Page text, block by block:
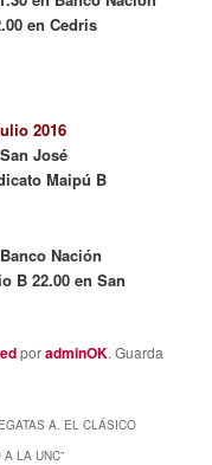
en Cedris
2016
José
Maipú B
Nación
B 22.00 en San
poradminOK. Guarda
A. EL CLÁSICO
A LA UNC”